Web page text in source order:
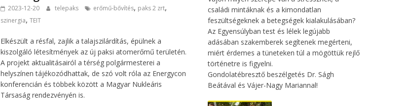
2023-12-20 telepaks erőmű-bővítés, paks 2 zrt,
szinergia,TEIT
Elkészült a résfal, zajlik a talajszilárdítás, épülnek a
kiszolgáló létesítmények az új paksi atomerőmű területén.
A projekt aktualitásairól a térség polgármesterei a
helyszínen tájékozódhattak, de szó volt róla az Energycon
konferencián és többek között a Magyar Nukleáris
Társaság rendezvényén is.
családi mintáknak és a kimondatlan
feszültségeknek a betegségek kialakulásában?
Az Egyensúlyban test és lélek legújabb
adásában szakemberek segítenek megérteni,
miért érdemes a tüneteken túl a mögöttük rejlő
történetre is figyelni.
Gondolatébresztő beszélgetés Dr. Ságh
Beátával és Vájer-Nagy Mariannal!